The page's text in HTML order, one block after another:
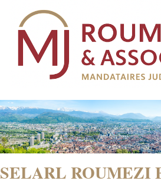
SELARL ROUMEZI